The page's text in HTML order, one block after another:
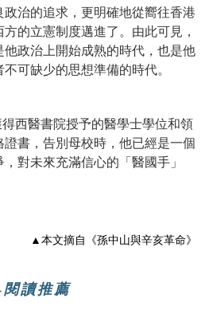
治的追求，更明確地從嚮往香港
的立憲制度邁進了。由此可見，
政治上開始成熟的時代，也是他
可缺少的思想準備的時代。
西醫書院授予的醫學士學位和領
書，告別母校時，他已經是一個
對未來充滿信心的「醫國手」
▲本文摘自《孫中山與辛亥革命》
閱讀推薦